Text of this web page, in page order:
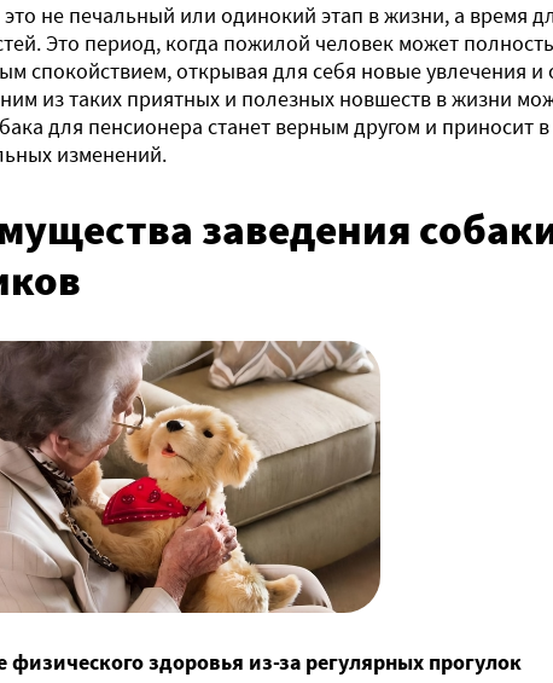
это не печальный или одинокий этап в жизни, а время
Это период, когда пожилой человек может
спокойствием, открывая для себя новые увлечения и
из таких приятных и полезных новшеств в жизни
для пенсионера станет верным другом и приносит
изменений.
заведения
физического здоровья из-за регулярных прогулок